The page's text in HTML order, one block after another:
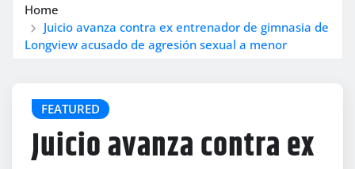
Home
Juicio avanza contra ex entrenador de gimnasia de
Longview acusado de agresión sexual a menor
FEATURED
Juicio avanza contra ex